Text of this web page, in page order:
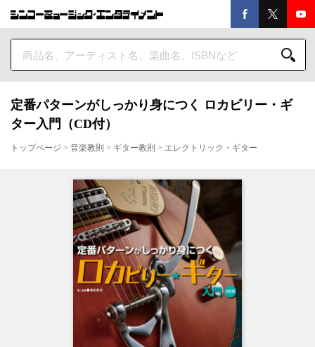
定番パターンがしっかり身につく ロカビリー・ギ
ター入門（CD付）
トップページ > 音楽教則 > ギター教則 > エレクトリック・ギター